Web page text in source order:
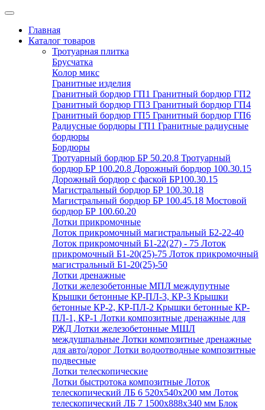
Главная
Каталог товаров
Тротуарная плитка
Брусчатка
Колор микс
Гранитные изделия
Гранитный бордюр ГП1 Гранитный бордюр ГП2
Гранитный бордюр ГП3 Гранитный бордюр ГП4
Гранитный бордюр ГП5 Гранитный бордюр ГП6
Радиусные бордюры ГП1 Гранитные радиусные
бордюры
Бордюры
Тротуарный бордюр БР 50.20.8 Тротуарный
бордюр БР 100.20.8 Дорожный бордюр 100.30.15
Дорожный бордюр с фаской БР100.30.15
Магистральный бордюр БР 100.30.18
Магистральный бордюр БР 100.45.18 Мостовой
бордюр БР 100.60.20
Лотки прикромочные
Лоток прикромочный магистральный Б2-22-40
Лоток прикромочный Б1-22(27) - 75 Лоток
прикромочный Б1-20(25)-75 Лоток прикромочный
магистральный Б1-20(25)-50
Лотки дренажные
Лотки железобетонные МПЛ междупутные
Крышки бетонные КР-ПЛ-3, КР-3 Крышки
бетонные КР-2, КР-ПЛ-2 Крышки бетонные КР-
ПЛ-1, КР-1 Лотки композитные дренажные для
РЖД Лотки железобетонные МШЛ
междушпальные Лотки композитные дренажные
для авто/дорог Лотки водоотводные композитные
подвесные
Лотки телескопические
Лотки быстротока композитные Лоток
телескопический ЛБ 6 520х540х200 мм Лоток
телескопический ЛБ 7 1500х888х340 мм Блок